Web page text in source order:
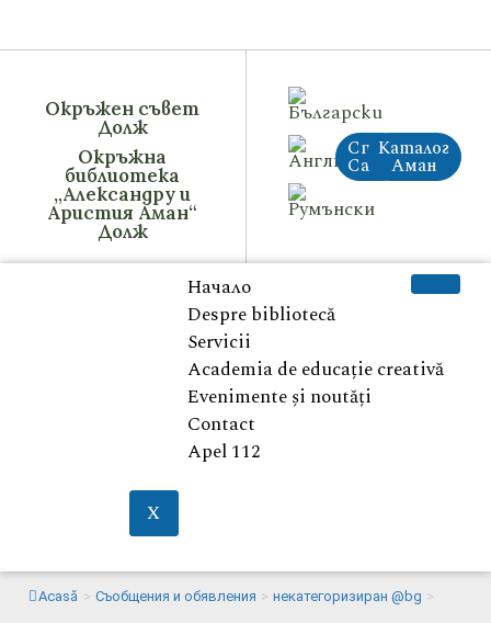
Окръжен съвет
Долж
Окръжна
библиотека
„Александру и
Аристия Аман“
Долж
Стар
Сайт
Каталог
Аман
Начало
Despre bibliotecă
Servicii
Academia de educație creativă
Evenimente și noutăți
Contact
Apel 112
X
Acasă > Съобщения и обявления > некатегоризиран @bg >